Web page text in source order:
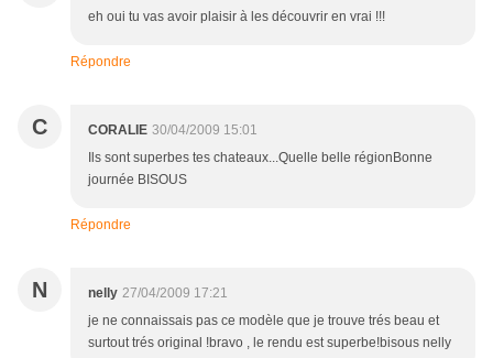
eh oui tu vas avoir plaisir à les découvrir en vrai !!!
Répondre
C CORALIE 30/04/2009 15:01
Ils sont superbes tes chateaux...Quelle belle régionBonne
journée BISOUS
Répondre
N nelly 27/04/2009 17:21
je ne connaissais pas ce modèle que je trouve trés beau et
surtout trés original !bravo , le rendu est superbe!bisous nelly